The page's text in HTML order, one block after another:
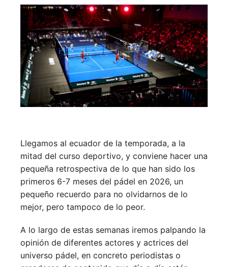
Llegamos al ecuador de la temporada, a la
mitad del curso deportivo, y conviene hacer una
pequeña retrospectiva de lo que han sido los
primeros 6-7 meses del pádel en 2026, un
pequeño recuerdo para no olvidarnos de lo
mejor, pero tampoco de lo peor.
A lo largo de estas semanas iremos palpando la
opinión de diferentes actores y actrices del
universo pádel, en concreto periodistas o